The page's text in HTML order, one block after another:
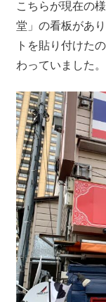
こちらが現在の
堂」の看板があ
トを貼り付けた
わっていました。